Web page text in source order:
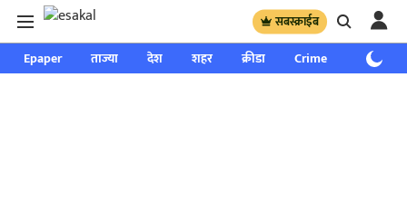
सबस्क्राईब
Epaper ताज्या देश शहर क्रीडा Crime साप्ताहिक